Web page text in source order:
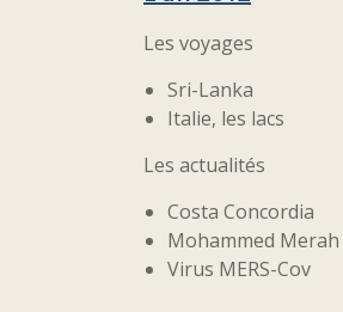
Les voyages
Sri-Lanka
Italie, les lacs
Les actualités
Costa Concordia
Mohammed Merah
Virus MERS-Cov